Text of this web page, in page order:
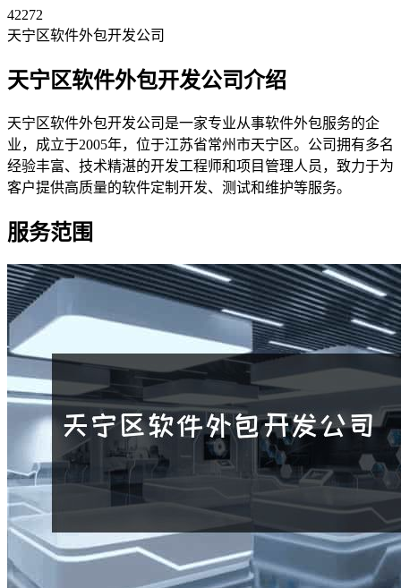
42272
天宁区软件外包开发公司
天宁区软件外包开发公司介绍
天宁区软件外包开发公司是一家专业从事软件外包服务的企
业，成立于2005年，位于江苏省常州市天宁区。公司拥有多名
经验丰富、技术精湛的开发工程师和项目管理人员，致力于为
客户提供高质量的软件定制开发、测试和维护等服务。
服务范围